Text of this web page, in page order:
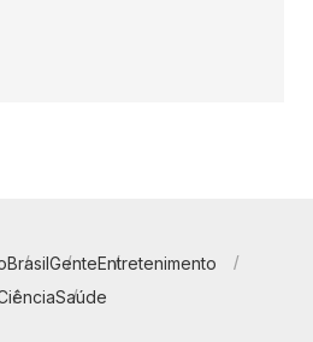
BrasilGenteEntretenimento
Saúde